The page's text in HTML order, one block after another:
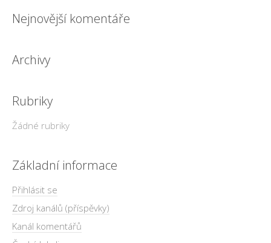
Nejnovější komentáře
Archivy
Rubriky
Žádné rubriky
Základní informace
Přihlásit se
Zdroj kanálů (příspěvky)
Kanál komentářů